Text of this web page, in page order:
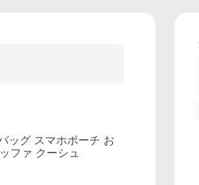
ッグ スマホポーチ お
ファ クーシュ